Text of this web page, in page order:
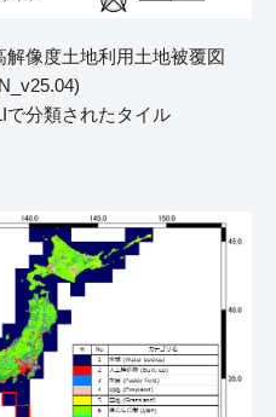
解像度土地利用土地被覆図
で分類されたタイル